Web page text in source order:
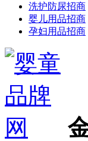
洗护防尿招商
婴儿用品招商
孕妇用品招商